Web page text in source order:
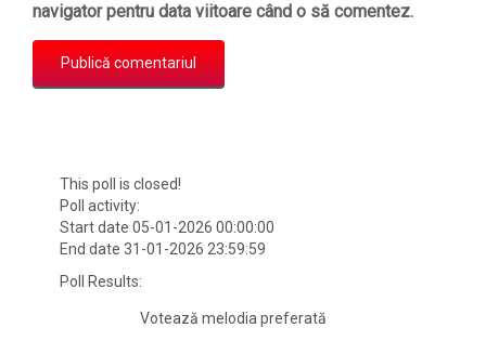
navigator pentru data viitoare când o să comentez.
This poll is closed!
Poll activity:
Start date 05-01-2026 00:00:00
End date 31-01-2026 23:59:59
Poll Results:
Votează melodia preferată